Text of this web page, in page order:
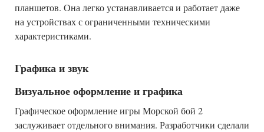
планшетов. Она легко устанавливается и работает даже
на устройствах с ограниченными техническими
характеристиками.
Графика и звук
Визуальное оформление и графика
Графическое оформление игры Морской бой 2
заслуживает отдельного внимания. Разработчики сделали